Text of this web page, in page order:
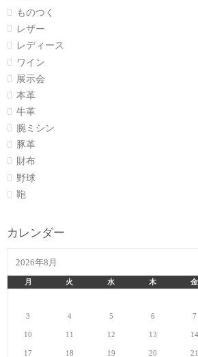
ものつく
レザー
レディース
ワイン
展示会
本革
牛革
腕ミシン
豚革
財布
野球
鞄
カレンダー
2026年8月
月 火 水 木 金
3 4 5 6 7
10 11 12 13 14
17 18 19 20 21